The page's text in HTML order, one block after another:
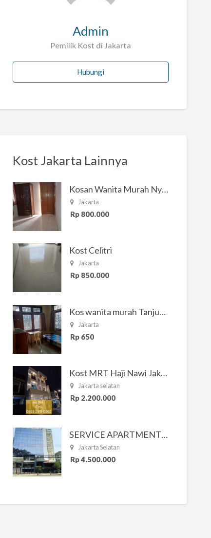
Admin
Pemilik Kost di Jakarta
Hubungi
Kost Jakarta Lainnya
Kosan Wanita Murah Nyaman di Jakarta Selatan
Jakarta
Rp 800.000
Kost Celitri
Jakarta
Rp 850.000
Kos wanita murah Tanjung Duren Jakarta Barat
Jakarta
Rp 650
Kost MRT Haji Nawi Jakarta Selatan
Jakarta selatan
Rp 2.200.000
SERVICE APARTMENT SOUTH RESIDENCE
Jakarta Selatan
Rp 4.500.000